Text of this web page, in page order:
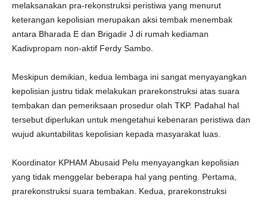
melaksanakan pra-rekonstruksi peristiwa yang menurut
keterangan kepolisian merupakan aksi tembak menembak
antara Bharada E dan Brigadir J di rumah kediaman
Kadivpropam non-aktif Ferdy Sambo.
Meskipun demikian, kedua lembaga ini sangat menyayangkan
kepolisian justru tidak melakukan prarekonstruksi atas suara
tembakan dan pemeriksaan prosedur olah TKP. Padahal hal
tersebut diperlukan untuk mengetahui kebenaran peristiwa dan
wujud akuntabilitas kepolisian kepada masyarakat luas.
Koordinator KPHAM Abusaid Pelu menyayangkan kepolisian
yang tidak menggelar beberapa hal yang penting. Pertama,
prarekonstruksi suara tembakan. Kedua, prarekonstruksi